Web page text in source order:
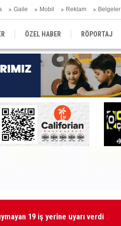
Gaile Mobil Reklam Belgeler
ÖZEL HABER RÖPORTAJ
YEREL YÖNETİM DERGİLER
19 iş yerine uyarı verdi